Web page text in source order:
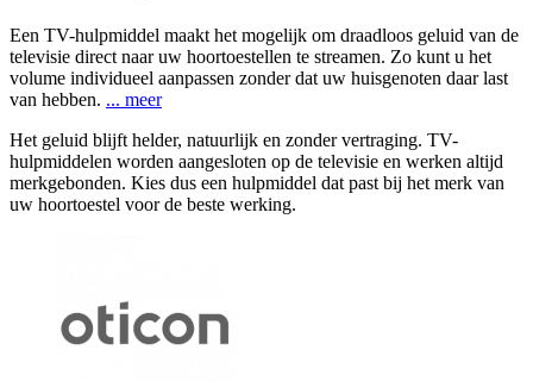
Een TV-hulpmiddel maakt het mogelijk om draadloos geluid van de
televisie direct naar uw hoortoestellen te streamen. Zo kunt u het
volume individueel aanpassen zonder dat uw huisgenoten daar last
van hebben. ... meer
Het geluid blijft helder, natuurlijk en zonder vertraging. TV-
hulpmiddelen worden aangesloten op de televisie en werken altijd
merkgebonden. Kies dus een hulpmiddel dat past bij het merk van
uw hoortoestel voor de beste werking.